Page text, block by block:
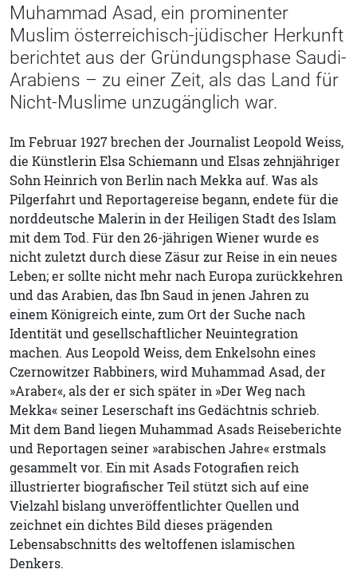
Muhammad Asad, ein prominenter
Muslim österreichisch-jüdischer Herkunft
berichtet aus der Gründungsphase Saudi-
Arabiens – zu einer Zeit, als das Land für
Nicht-Muslime unzugänglich war.
Im Februar 1927 brechen der Journalist Leopold Weiss,
die Künstlerin Elsa Schiemann und Elsas zehnjähriger
Sohn Heinrich von Berlin nach Mekka auf. Was als
Pilgerfahrt und Reportagereise begann, endete für die
norddeutsche Malerin in der Heiligen Stadt des Islam
mit dem Tod. Für den 26-jährigen Wiener wurde es
nicht zuletzt durch diese Zäsur zur Reise in ein neues
Leben; er sollte nicht mehr nach Europa zurückkehren
und das Arabien, das Ibn Saud in jenen Jahren zu
einem Königreich einte, zum Ort der Suche nach
Identität und gesellschaftlicher Neuintegration
machen. Aus Leopold Weiss, dem Enkelsohn eines
Czernowitzer Rabbiners, wird Muhammad Asad, der
»Araber«, als der er sich später in »Der Weg nach
Mekka« seiner Leserschaft ins Gedächtnis schrieb.
Mit dem Band liegen Muhammad Asads Reiseberichte
und Reportagen seiner »arabischen Jahre« erstmals
gesammelt vor. Ein mit Asads Fotografien reich
illustrierter biografischer Teil stützt sich auf eine
Vielzahl bislang unveröffentlichter Quellen und
zeichnet ein dichtes Bild dieses prägenden
Lebensabschnitts des weltoffenen islamischen
Denkers.